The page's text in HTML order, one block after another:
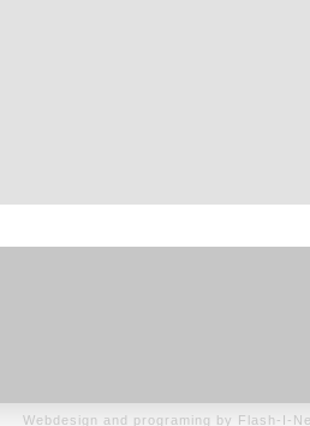
Webdesign and programing by Flash-I-